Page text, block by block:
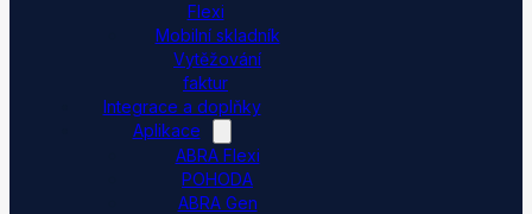
Flexi
Mobilní skladník
Vytěžování
faktur
Integrace a doplňky
Aplikace
ABRA Flexi
POHODA
ABRA Gen